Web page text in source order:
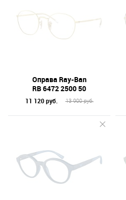
Оправа Ray-Ban
RB 6472 2500 50
11 120 руб. 13 900 руб.